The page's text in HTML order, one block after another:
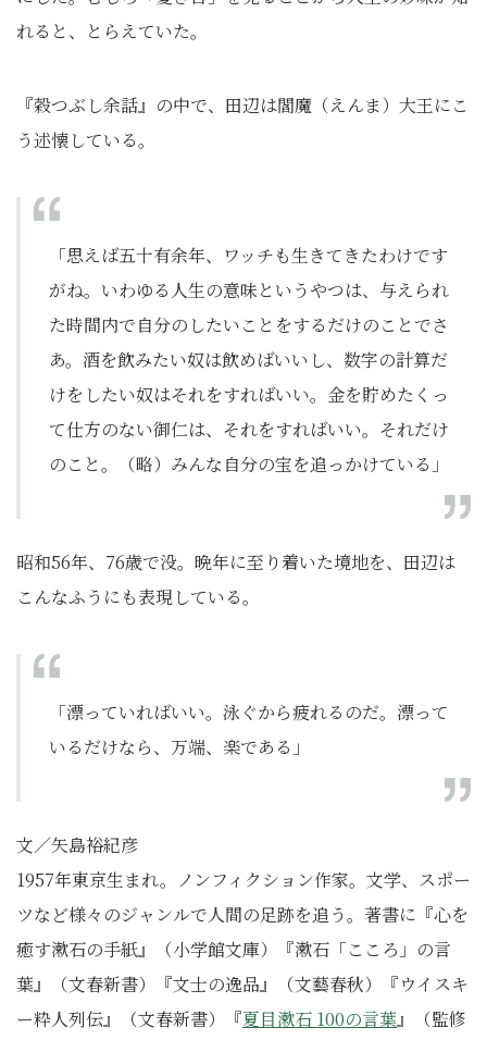
れると、とらえていた。
『穀つぶし余話』の中で、田辺は閻魔（えんま）大王にこ
う述懐している。
「思えば五十有余年、ワッチも生きてきたわけです
がね。いわゆる人生の意味というやつは、与えられ
た時間内で自分のしたいことをするだけのことでさ
あ。酒を飲みたい奴は飲めばいいし、数字の計算だ
けをしたい奴はそれをすればいい。金を貯めたくっ
て仕方のない御仁は、それをすればいい。それだけ
のこと。（略）みんな自分の宝を追っかけている」
昭和56年、76歳で没。晩年に至り着いた境地を、田辺は
こんなふうにも表現している。
「漂っていればいい。泳ぐから疲れるのだ。漂って
いるだけなら、万端、楽である」
文／矢島裕紀彦
1957年東京生まれ。ノンフィクション作家。文学、スポー
ツなど様々のジャンルで人間の足跡を追う。著書に『心を
癒す漱石の手紙』（小学館文庫）『漱石「こころ」の言
葉』（文春新書）『文士の逸品』（文藝春秋）『ウイスキ
ー粋人列伝』（文春新書）『夏目漱石 100の言葉』（監修